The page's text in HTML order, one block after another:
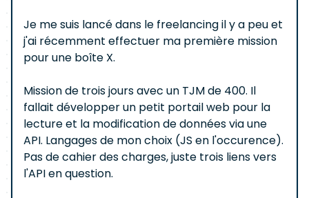
Je me suis lancé dans le freelancing il y a peu et
j'ai récemment effectuer ma première mission
pour une boîte X.
Mission de trois jours avec un TJM de 400. Il
fallait développer un petit portail web pour la
lecture et la modification de données via une
API. Langages de mon choix (JS en l'occurence).
Pas de cahier des charges, juste trois liens vers
l'API en question.